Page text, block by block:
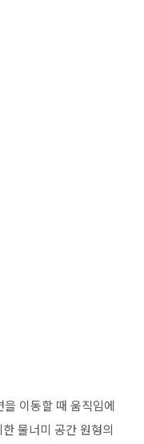
이동할 때 움직임에
물너미 공간 원형의